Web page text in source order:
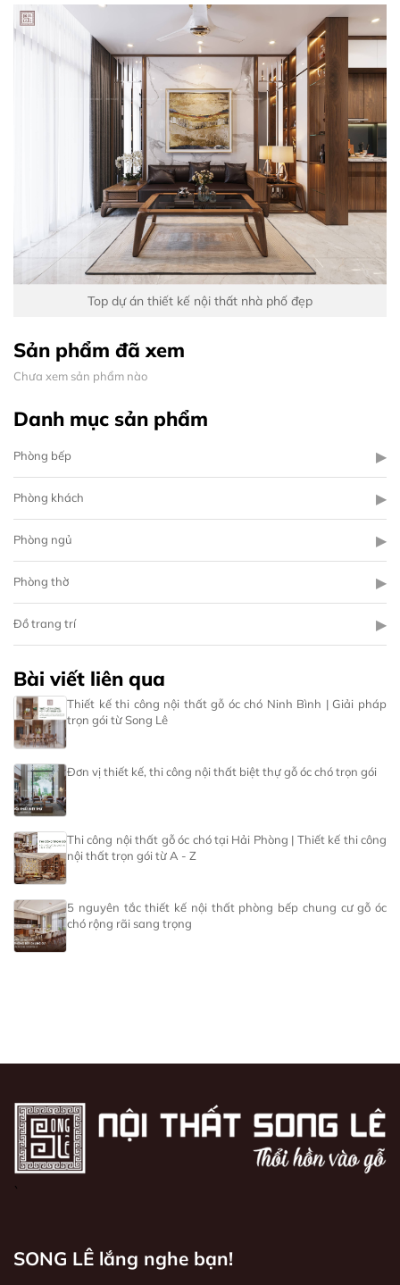
Top dự án thiết kế nội thất nhà phố đẹp
Sản phẩm đã xem
Chưa xem sản phẩm nào
Danh mục sản phẩm
Phòng bếp ▶
Phòng khách ▶
Phòng ngủ ▶
Phòng thờ ▶
Đồ trang trí ▶
Bài viết liên qua
Thiết kế thi công nội thất gỗ óc chó Ninh Bình | Giải pháp
trọn gói từ Song Lê
Đơn vị thiết kế, thi công nội thất biệt thự gỗ óc chó trọn gói
Thi công nội thất gỗ óc chó tại Hải Phòng | Thiết kế thi công
nội thất trọn gói từ A - Z
5 nguyên tắc thiết kế nội thất phòng bếp chung cư gỗ óc
chó rộng rãi sang trọng
`
SONG LÊ lắng nghe bạn!